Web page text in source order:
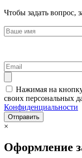
Чтобы задать вопрос,
Нажимая на
своих персональных
Конфиденциальности
Отправить
×
Оформление